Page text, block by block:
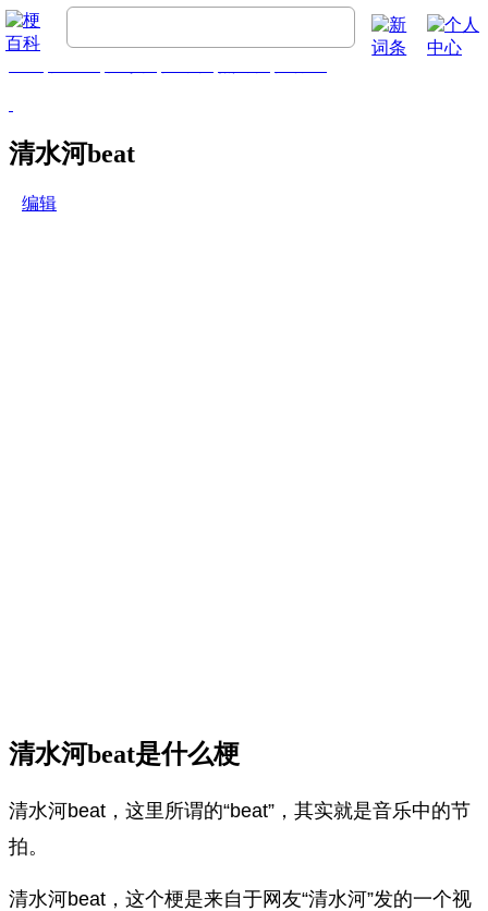
清水河beat
编辑
清水河beat是什么梗
清水河beat，这里所谓的“beat”，其实就是音乐中的节
拍。
清水河beat，这个梗是来自于网友“清水河”发的一个视